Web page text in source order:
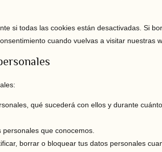
si todas las cookies están desactivadas. Si
cuando vuelvas a visitar nuestras
qué sucederá con ellos y durante
que conocemos.
borrar o bloquear tus datos personales